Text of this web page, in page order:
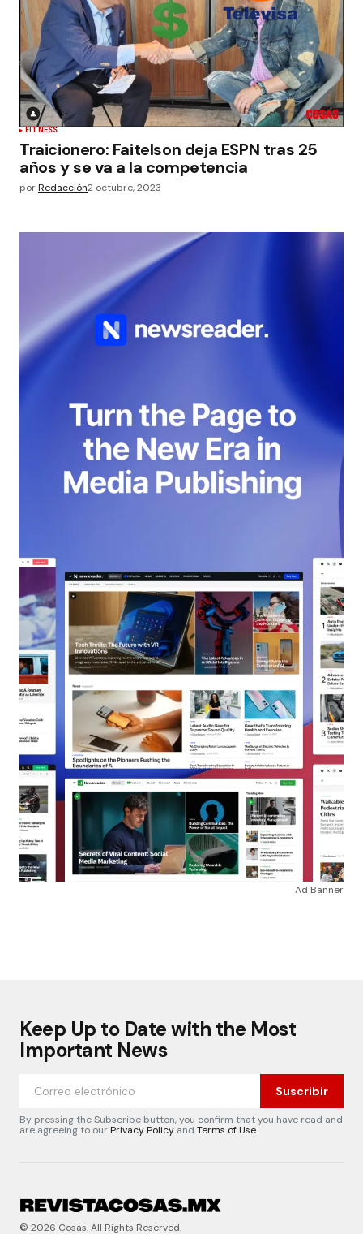
FITNESS
Traicionero: Faitelson deja ESPN tras 25
años y se va a la competencia
porRedacción2 octubre, 2023
Ad Banner
Keep Up to Date with the Most
Important News
Suscribir
By pressing the Subscribe button, you confirm that you have read and
are agreeing to ourPrivacy Policy and Terms of Use
© 2026 Cosas. All Rights Reserved.